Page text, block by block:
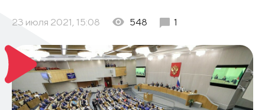
23 июля 2021, 15:08 548 1